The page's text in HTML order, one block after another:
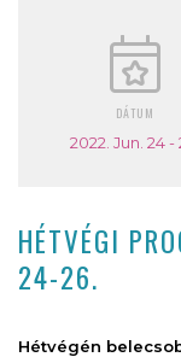
DÁTUM
2022. Jun. 24 -
HÉTVÉGI
24-26.
Hétvégén